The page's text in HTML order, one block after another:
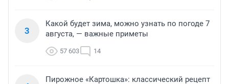
3
Какой будет зима, можно узнать по погоде 7
августа, — важные приметы
57 603 14
Пирожное «Картошка»: классический рецепт